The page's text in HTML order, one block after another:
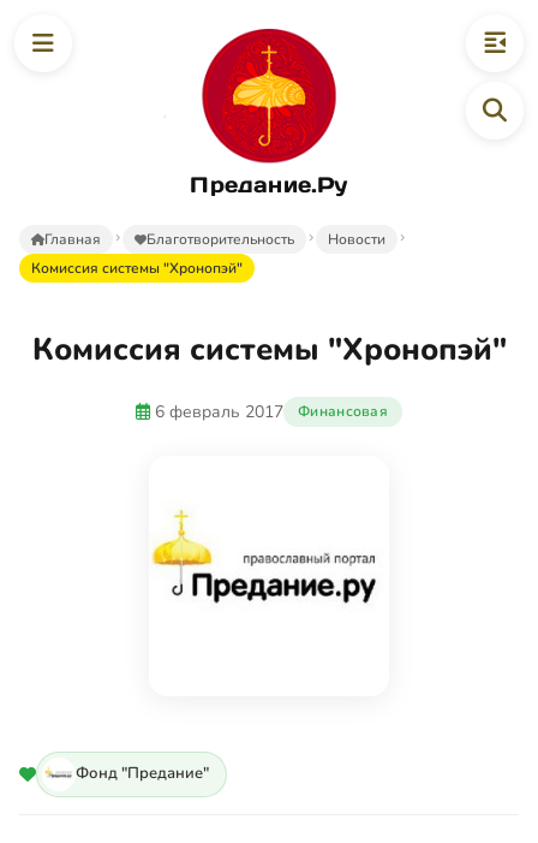
Предание.Ру
Главная Благотворительность
Новости
Комиссия системы "Хронопэй"
Комиссия системы "Хронопэй"
6 февраль 2017 Финансовая
Фонд "Предание"